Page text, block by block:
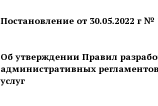
Постановление от 30.05.2022 г №
Об утверждении Правил
административных
услуг